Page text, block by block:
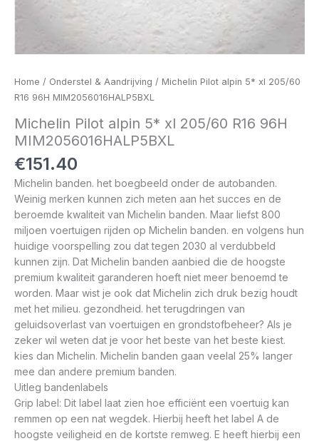
Home / Onderstel & Aandrijving / Michelin Pilot alpin 5* xl 205/60
R16 96H MIM2056016HALP5BXL
Michelin Pilot alpin 5* xl 205/60 R16 96H
MIM2056016HALP5BXL
€151.40
Michelin banden. het boegbeeld onder de autobanden.
Weinig merken kunnen zich meten aan het succes en de
beroemde kwaliteit van Michelin banden. Maar liefst 800
miljoen voertuigen rijden op Michelin banden. en volgens hun
huidige voorspelling zou dat tegen 2030 al verdubbeld
kunnen zijn. Dat Michelin banden aanbied die de hoogste
premium kwaliteit garanderen hoeft niet meer benoemd te
worden. Maar wist je ook dat Michelin zich druk bezig houdt
met het milieu. gezondheid. het terugdringen van
geluidsoverlast van voertuigen en grondstofbeheer? Als je
zeker wil weten dat je voor het beste van het beste kiest.
kies dan Michelin. Michelin banden gaan veelal 25% langer
mee dan andere premium banden.
Uitleg bandenlabels
Grip label: Dit label laat zien hoe efficiënt een voertuig kan
remmen op een nat wegdek. Hierbij heeft het label A de
hoogste veiligheid en de kortste remweg. E heeft hierbij een